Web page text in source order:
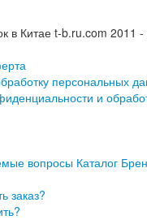
в Китае t-b.ru.com 2011
персональных
и
вопросы Каталог
заказ?